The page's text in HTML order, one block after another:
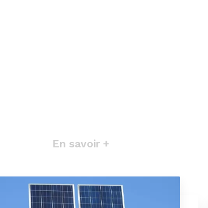
En savoir +